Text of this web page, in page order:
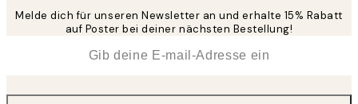
Melde dich für unseren Newsletter an und erhalte 15% Rabatt
auf Poster bei deiner nächsten Bestellung!